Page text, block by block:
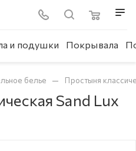
и подушки Покрывала
белье — Простыня
Sand Lux